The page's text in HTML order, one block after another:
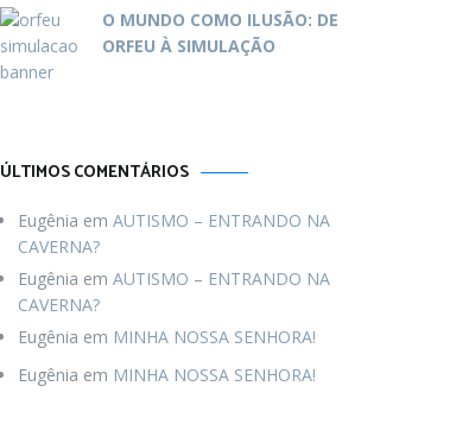
O MUNDO COMO ILUSÃO: DE
ORFEU À SIMULAÇÃO
ÚLTIMOS COMENTÁRIOS
Eugênia em AUTISMO – ENTRANDO NA
CAVERNA?
Eugênia em AUTISMO – ENTRANDO NA
CAVERNA?
Eugênia em MINHA NOSSA SENHORA!
Eugênia em MINHA NOSSA SENHORA!